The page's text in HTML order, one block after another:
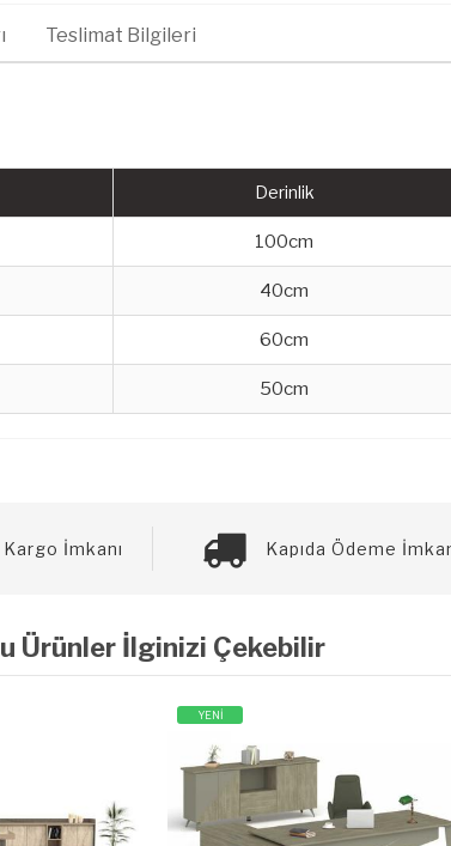
Teslimat Bilgileri
Derinlik
100cm
40cm
60cm
50cm
İmkanı Kapıda Ödeme
Ürünler İlginizi Çekebilir
YENİ